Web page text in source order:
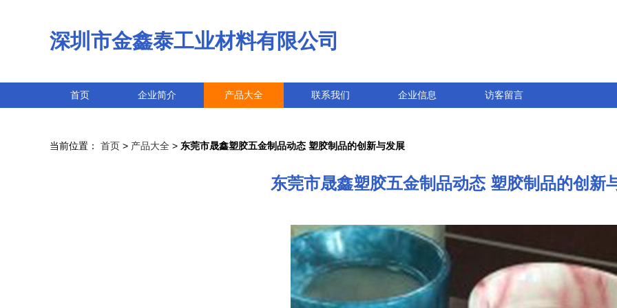
深圳市金鑫泰工业材料有限公司
首页 企业简介 产品大全 联系我们 企业信息 访客留言
当前位置： 首页 > 产品大全 > 东莞市晟鑫塑胶五金制品动态 塑胶制品的创新与发展
东莞市晟鑫塑胶五金制品动态 塑胶制品的创新